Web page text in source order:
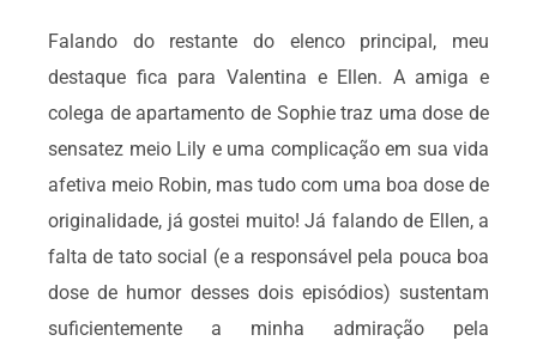
Falando do restante do elenco principal, meu
destaque fica para Valentina e Ellen. A amiga e
colega de apartamento de Sophie traz uma dose de
sensatez meio Lily e uma complicação em sua vida
afetiva meio Robin, mas tudo com uma boa dose de
originalidade, já gostei muito! Já falando de Ellen, a
falta de tato social (e a responsável pela pouca boa
dose de humor desses dois episódios) sustentam
suficientemente a minha admiração pela